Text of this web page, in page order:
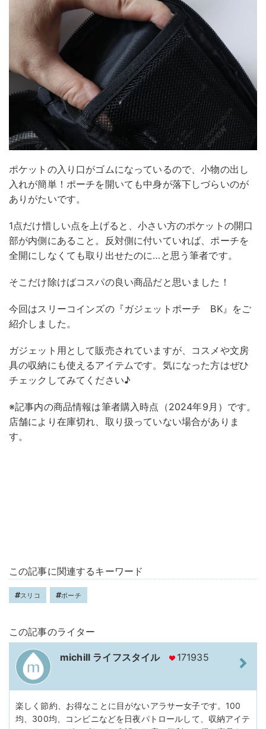
ポケットの入り口がゴムになっているので、小物の出し
入れが簡単！ポーチを開いても中身が落下しづらいのが
ありがたいです。
1点だけ惜しい点を上げると、小さい方のポケットの開口
部が内側にあること。反対側に付いていれば、ポーチを
全開にしなくても取り出せたのに…と思う筆者です。
そこだけ除けばコスパの良い商品だと思いました！
今回はスリーコインズの『ガジェットポーチ BK』をご
紹介しました。
ガジェット用として販売されていますが、コスメや文房
具の収納にも使えるアイテムです。気になった方はぜひ
チェックしてみてください♪
※記事内の商品情報は筆者購入時点（2024年9月）です。
店舗により在庫切れ、取り扱っていない場合がありま
す。
この記事に関連するキーワード
スリコ ポーチ
この記事のライター
michill ライフスタイル 171935
楽しく節約、お得なことに目がないアラサー女子です。100
均、300均、コンビニなどを日夜パトロールして、収納アイテ